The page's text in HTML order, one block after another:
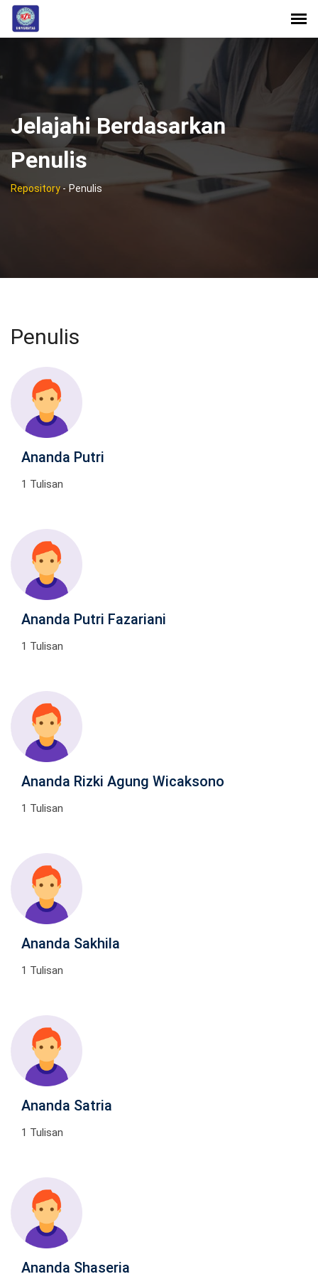
Jelajahi Berdasarkan
Penulis
Repository- Penulis
Penulis
Ananda Putri
1 Tulisan
Ananda Putri Fazariani
1 Tulisan
Ananda Rizki Agung Wicaksono
1 Tulisan
Ananda Sakhila
1 Tulisan
Ananda Satria
1 Tulisan
Ananda Shaseria